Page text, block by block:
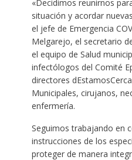
«Decidimos reunirnos
situación y acordar
el jefe de Emergencia
Melgarejo, el secretario
el equipo de Salud
infectólogos del Comité
directores
Municipales, cirujanos,
enfermería.
Seguimos trabajando en
instrucciones de los
proteger de manera